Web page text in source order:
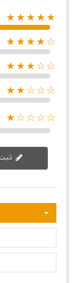
★★★★★
★★★★☆
★★★☆☆
★★☆☆☆
★☆☆☆☆